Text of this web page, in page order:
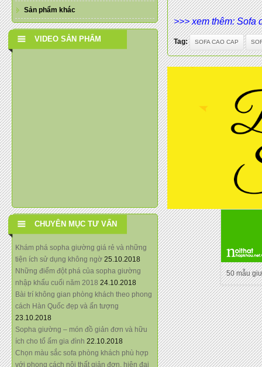
Sản phẩm khác
VIDEO SẢN PHẨM
CHUYÊN MỤC TƯ VẤN
Khám phá sopha giường giá rẻ và những
tiện ích sử dụng không ngờ 25.10.2018
Những điểm đột phá của sopha giường
nhập khẩu cuối năm 2018 24.10.2018
Bài trí không gian phòng khách theo phong
cách Hàn Quốc đẹp và ấn tượng
23.10.2018
Sopha giường – món đồ giản đơn và hữu
ích cho tổ ấm gia đình 22.10.2018
Chọn màu sắc sofa phòng khách phù hợp
với phong cách nội thất giản đơn, hiện đại
>>> xem thêm: Sofa
Tag: SOFA CAO CAP
50 mẫu